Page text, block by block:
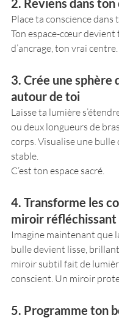
Place ta conscience dans
Ton espace-cœur
d’ancrage, ton vrai centre.
3. Crée une sphère
autour de toi
Laisse ta lumière
ou deux longueurs de
corps. Visualise une bulle
stable.
C’est ton espace sacré.
4. Transforme les
miroir réfléchissant
Imagine maintenant que
bulle devient lisse,
miroir subtil fait de
conscient. Un miroir
5. Programme ton